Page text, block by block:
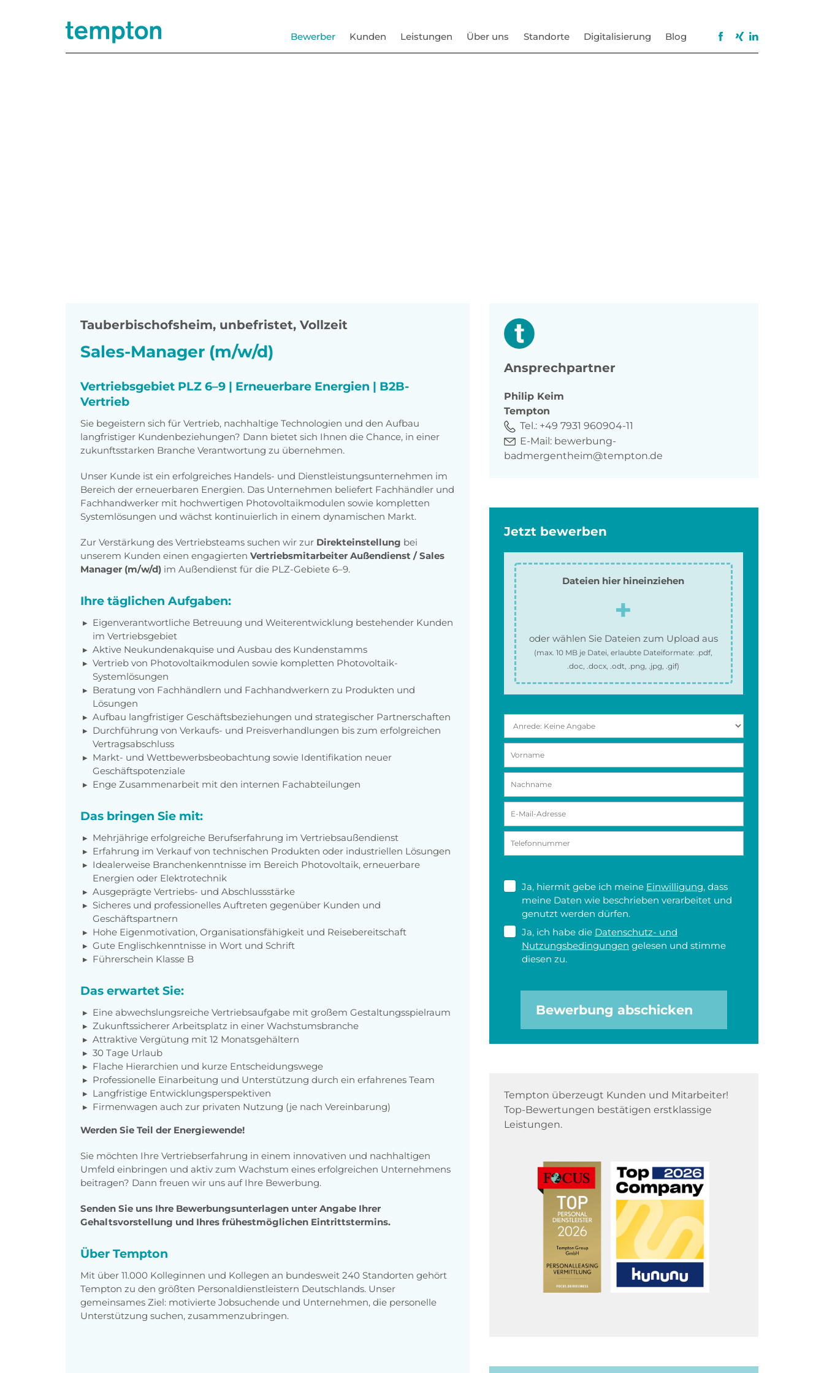
Bewerber Kunden Leistungen Über uns Standorte Digitalisierung Blog
Tauberbischofsheim, unbefristet, Vollzeit
Sales-Manager (m/w/d)
Vertriebsgebiet PLZ 6–9 | Erneuerbare Energien | B2B-
Vertrieb
Sie begeistern sich für Vertrieb, nachhaltige Technologien und den Aufbau
langfristiger Kundenbeziehungen? Dann bietet sich Ihnen die Chance, in einer
zukunftsstarken Branche Verantwortung zu übernehmen.
Unser Kunde ist ein erfolgreiches Handels- und Dienstleistungsunternehmen im
Bereich der erneuerbaren Energien. Das Unternehmen beliefert Fachhändler und
Fachhandwerker mit hochwertigen Photovoltaikmodulen sowie kompletten
Systemlösungen und wächst kontinuierlich in einem dynamischen Markt.
Zur Verstärkung des Vertriebsteams suchen wir zur Direkteinstellung bei
unserem Kunden einen engagierten Vertriebsmitarbeiter Außendienst / Sales
Manager (m/w/d) im Außendienst für die PLZ-Gebiete 6–9.
Ihre täglichen Aufgaben:
Eigenverantwortliche Betreuung und Weiterentwicklung bestehender Kunden
im Vertriebsgebiet
Aktive Neukundenakquise und Ausbau des Kundenstamms
Vertrieb von Photovoltaikmodulen sowie kompletten Photovoltaik-
Systemlösungen
Beratung von Fachhändlern und Fachhandwerkern zu Produkten und
Lösungen
Aufbau langfristiger Geschäftsbeziehungen und strategischer Partnerschaften
Durchführung von Verkaufs- und Preisverhandlungen bis zum erfolgreichen
Vertragsabschluss
Markt- und Wettbewerbsbeobachtung sowie Identifikation neuer
Geschäftspotenziale
Enge Zusammenarbeit mit den internen Fachabteilungen
Das bringen Sie mit:
Mehrjährige erfolgreiche Berufserfahrung im Vertriebsaußendienst
Erfahrung im Verkauf von technischen Produkten oder industriellen Lösungen
Idealerweise Branchenkenntnisse im Bereich Photovoltaik, erneuerbare
Energien oder Elektrotechnik
Ausgeprägte Vertriebs- und Abschlussstärke
Sicheres und professionelles Auftreten gegenüber Kunden und
Geschäftspartnern
Hohe Eigenmotivation, Organisationsfähigkeit und Reisebereitschaft
Gute Englischkenntnisse in Wort und Schrift
Führerschein Klasse B
Das erwartet Sie:
Eine abwechslungsreiche Vertriebsaufgabe mit großem Gestaltungsspielraum
Zukunftssicherer Arbeitsplatz in einer Wachstumsbranche
Attraktive Vergütung mit 12 Monatsgehältern
30 Tage Urlaub
Flache Hierarchien und kurze Entscheidungswege
Professionelle Einarbeitung und Unterstützung durch ein erfahrenes Team
Langfristige Entwicklungsperspektiven
Firmenwagen auch zur privaten Nutzung (je nach Vereinbarung)
Werden Sie Teil der Energiewende!
Sie möchten Ihre Vertriebserfahrung in einem innovativen und nachhaltigen
Umfeld einbringen und aktiv zum Wachstum eines erfolgreichen Unternehmens
beitragen? Dann freuen wir uns auf Ihre Bewerbung.
Senden Sie uns Ihre Bewerbungsunterlagen unter Angabe Ihrer
Gehaltsvorstellung und Ihres frühestmöglichen Eintrittstermins.
Über Tempton
Mit über 11.000 Kolleginnen und Kollegen an bundesweit 240 Standorten gehört
Tempton zu den größten Personaldienstleistern Deutschlands. Unser
gemeinsames Ziel: motivierte Jobsuchende und Unternehmen, die personelle
Unterstützung suchen, zusammenzubringen.
Ansprechpartner
Philip Keim
Tempton
Tel.: +49 7931 960904-11
E-Mail: bewerbung-
badmergentheim@tempton.de
Jetzt bewerben
Dateien hier hineinziehen
oder wählen Sie Dateien zum Upload aus
(max.10 MB je Datei, erlaubte Dateiformate:.pdf,
.doc, .docx, .odt, .png, .jpg, .gif)
Ja, hiermit gebe ich meine Einwilligung, dass
meine Daten wie beschrieben verarbeitet und
genutzt werden dürfen.
Ja, ich habe die Datenschutz- und
Nutzungsbedingungen gelesen und stimme
diesen zu.
Bewerbung abschicken
Tempton überzeugt Kunden und Mitarbeiter!
Top-Bewertungen bestätigen erstklassige
Leistungen.